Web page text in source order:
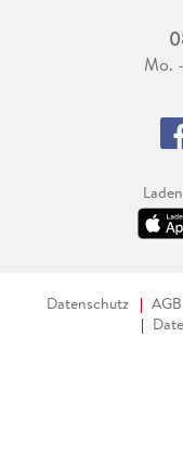
Mo.
Datenschutz AGB